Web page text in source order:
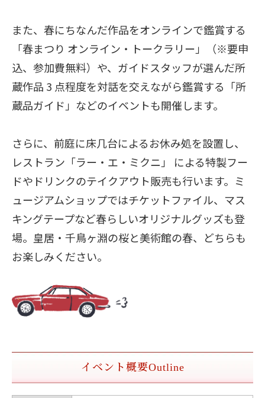
また、春にちなんだ作品をオンラインで鑑賞する
「春まつり オンライン・トークラリー」（※要申
込、参加費無料）や、ガイドスタッフが選んだ所
蔵作品 3 点程度を対話を交えながら鑑賞する「所
蔵品ガイド」などのイベントも開催します。
さらに、前庭に床几台によるお休み処を設置し、
レストラン「ラー・エ・ミクニ」 による特製フー
ドやドリンクのテイクアウト販売も行います。ミ
ュージアムショップではチケットファイル、マス
キングテープなど春らしいオリジナルグッズも登
場。皇居・千鳥ヶ淵の桜と美術館の春、どちらも
お楽しみください。
イベント概要Outline